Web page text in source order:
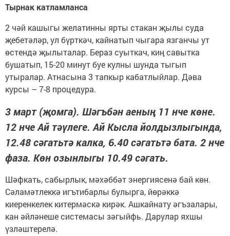
Тырнак катламланса
2 чәй кашыгы желатинны ярты стакан җылы суда
җебетәләр, ул бүрткәч, кайнатып чыгара язганчы ут
өстендә җылыталар. Бераз суыткач, киң савытка
бушатып, 15-20 минут буе кулны шунда тыгып
утыралар. Атнасына 3 тапкыр кабатлыйлар. Дәва
курсы – 7-8 процедура.
3 март (җомга). Шәгъбән аеның 11 нче көне.
12 нче Ай тәүлеге. Ай Кысла йолдызлыгында,
12.48 сәгатьтә калка, 6.40 сәгатьтә бата. 2 нче
фаза. Көн озынлыгы 10.49 сәгать.
Шәфкать, сабырлык, мәхәббәт энергиясенә бай көн.
Сәламәтлеккә игътибарлы булырга, йөрәккә
киеренкелек китермәскә кирәк. Ашкайнату әгъзалары,
кан әйләнеше системасы зәгыйфь. Дарулар яхшы
үзләштерелә.